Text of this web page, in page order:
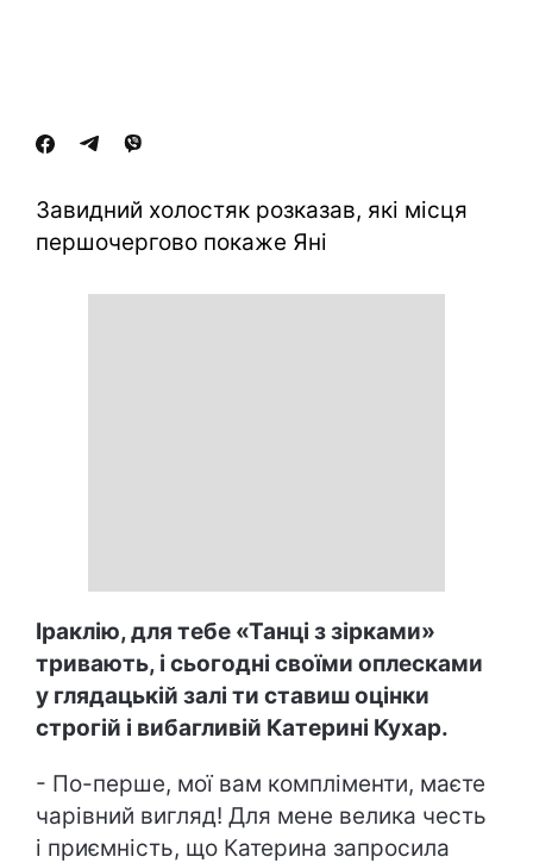
Завидний холостяк розказав, які місця
першочергово покаже Яні
Іраклію, для тебе «Танці з зірками»
тривають, і сьогодні своїми оплесками
у глядацькій залі ти ставиш оцінки
строгій і вибагливій Катерині Кухар.
- По-перше, мої вам компліменти, маєте
чарівний вигляд! Для мене велика честь
і приємність, що Катерина запросила